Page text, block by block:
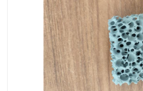
挡渣网